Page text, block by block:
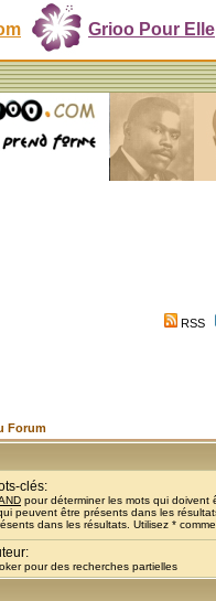
Grioo Pour Elle
RSS
Forum
clés:
pour déterminer les mots qui
peuvent être présents dans les
dans les résultats. Utilisez *
pour des recherches partielles